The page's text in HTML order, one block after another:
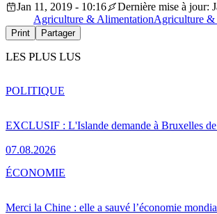
Jan 11, 2019 - 10:16
Dernière mise à jour:
Agriculture & AlimentationAgriculture &
Print Partager
LES PLUS LUS
EXCLUSIF : L'Islande demande à Bruxelles
07.08.2026
POLITIQUE
Merci la Chine : elle a sauvé l’économie
ÉCONOMIE